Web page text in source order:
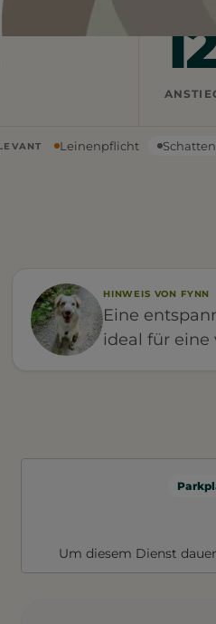
Leinenpflicht Schatten
HINWEIS VON FYNN
Eine
ideal für eine
Um diesem Dienst